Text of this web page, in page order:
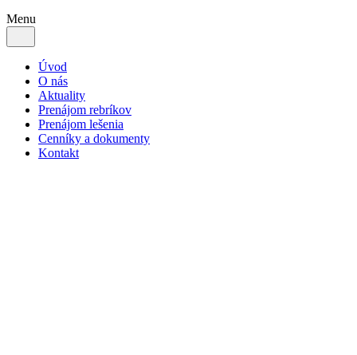
Menu
Úvod
O nás
Aktuality
Prenájom rebríkov
Prenájom lešenia
Cenníky a dokumenty
Kontakt